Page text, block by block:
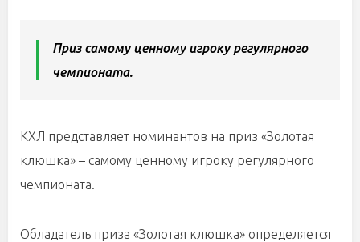
Приз самому ценному игроку регулярного
чемпионата.
КХЛ представляет номинантов на приз «Золотая
клюшка» – самому ценному игроку регулярного
чемпионата.
Обладатель приза «Золотая клюшка» определяется